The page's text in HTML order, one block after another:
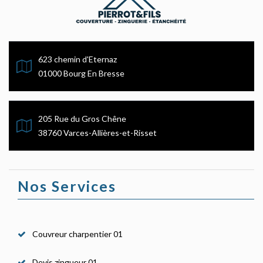
623 chemin d'Eternaz
01000 Bourg En Bresse
205 Rue du Gros Chêne
38760 Varces-Allières-et-Risset
Nos Services
Couvreur charpentier 01